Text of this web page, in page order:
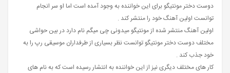
دوست دختر مونتیگو برای این خواننده به وجود آمده است اما او سر انجام
توانست اولین آهنگ خود را منتشر کند .
اولین آهنگ منتشر شده از مونتیگو میدونی چی میگم نام دارد در بین حواشی
مختلف دوست دختر مونتیگو توانست نظر بسیاری از طرفداران موسیقی رپ را به
خود جذب کند .
کار های مختلف دیگری نیز از این خواننده به انتشار رسیده است که به نام های